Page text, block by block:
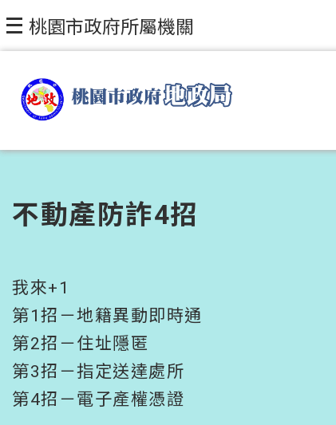
跳到主要內容區塊
桃園市政府所屬機關
不動產防詐4招
我來+1
第1招－地籍異動即時通
第2招－住址隱匿
第3招－指定送達處所
第4招－電子產權憑證